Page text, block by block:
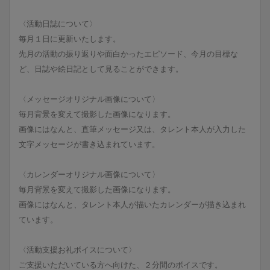
〈活動日誌について〉
毎月１日に更新いたします。
先月の活動の振り返りや面白かったエピソード、今月の目標な
ど、日誌や絵日記として見ることができます。
〈メッセージオリジナル画像について〉
毎月背景を変えて撮影した画像になります。
画像にはなんと、直筆メッセージ又は、タレント本人が入力した
文字メッセージが書き込まれています。
〈カレンダーオリジナル画像について〉
毎月背景を変えて撮影した画像になります。
画像にはなんと、タレント本人が描いたカレンダーが描き込まれ
ています。
〈活動支援お礼ボイスについて〉
ご支援いただいている方へ向けた、２分間のボイスです。